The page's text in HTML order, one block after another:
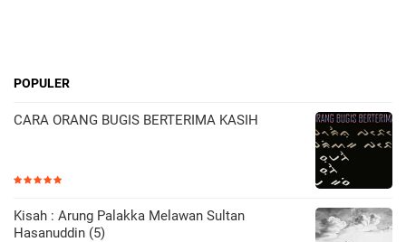
POPULER
CARA ORANG BUGIS BERTERIMA KASIH
Kisah : Arung Palakka Melawan Sultan
Hasanuddin (5)